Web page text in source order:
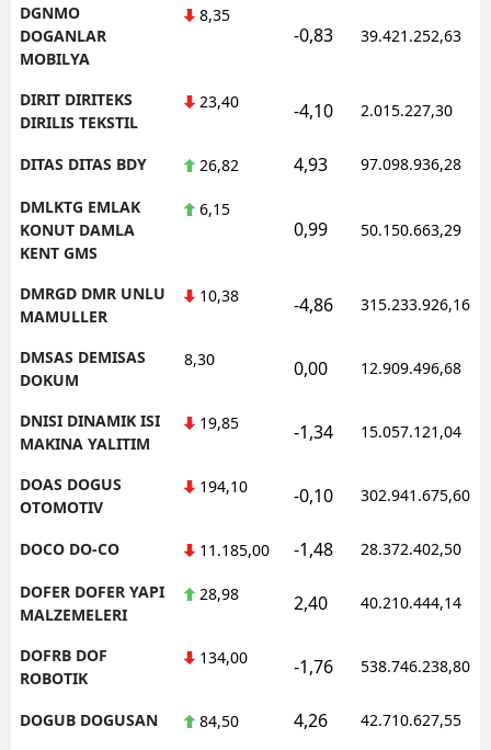
DGNMO
DOGANLAR
MOBILYA
8,35
-0,83 39.421.252,63
DIRIT DIRITEKS
DIRILIS TEKSTIL
23,40 -4,10 2.015.227,30
DITAS DITAS BDY 26,82 4,93 97.098.936,28
DMLKTG EMLAK
KONUT DAMLA
KENT GMS
6,15
0,99 50.150.663,29
DMRGD DMR UNLU
MAMULLER
10,38 -4,86 315.233.926,16
DMSAS DEMISAS
DOKUM
8,30 0,00 12.909.496,68
DNISI DINAMIK ISI
MAKINA YALITIM
19,85 -1,34 15.057.121,04
DOAS DOGUS
OTOMOTIV
194,10 -0,10 302.941.675,60
DOCO DO-CO 11.185,00 -1,48 28.372.402,50
DOFER DOFER YAPI
MALZEMELERI
28,98 2,40 40.210.444,14
DOFRB DOF
ROBOTIK
134,00 -1,76 538.746.238,80
DOGUB DOGUSAN 84,50 4,26 42.710.627,55